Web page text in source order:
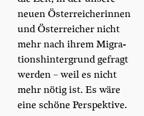
neu­en Öster­rei­che­rin­nen
und Öster­rei­cher nicht
mehr nach ihrem Migra­
ti­ons­hin­ter­grund gefragt
wer­den – weil es nicht
mehr nötig ist. Es wäre
eine schö­ne Perspektive.